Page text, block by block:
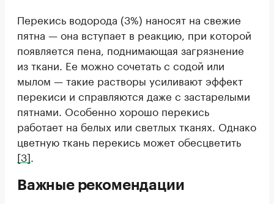
Перекись водорода (3%) наносят на свежие
пятна — она вступает в реакцию, при которой
появляется пена, поднимающая загрязнение
из ткани. Ее можно сочетать с содой или
мылом — такие растворы усиливают эффект
перекиси и справляются даже с застарелыми
пятнами. Особенно хорошо перекись
работает на белых или светлых тканях. Однако
цветную ткань перекись может обесцветить
[3]
Важные рекомендации